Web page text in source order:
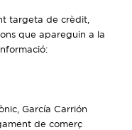
targeta de crèdit,
que apareguin a la
García Carrión
de comerç